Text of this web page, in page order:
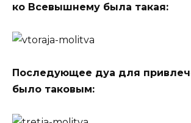
ко Всевышнему была такая:
Последующее дуа для
было таковым: